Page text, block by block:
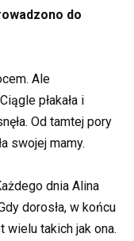
do
Ale
płakała i
Od tamtej pory
swojej mamy.
dnia Alina
dorosła, w końcu
wielu takich jak ona.